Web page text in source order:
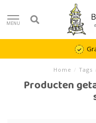
MENU
Home / Tags
Producten